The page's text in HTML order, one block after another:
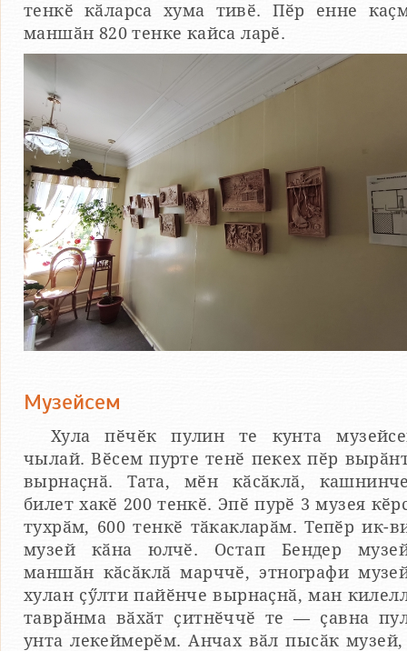
тенкӗ кӑларса хума тивӗ. Пӗр енне
маншӑн 820 тенке кайса ларӗ.
Музейсем
Хула пӗчӗк пулин те кунта
чылай. Вӗсем пурте тенӗ пекех пӗр
вырнаҫнӑ. Тата, мӗн кӑсӑклӑ,
билет хакӗ 200 тенкӗ. Эпӗ пурӗ 3 музея
тухрӑм, 600 тенкӗ тӑкакларӑм. Тепӗр ик-
музей кӑна юлчӗ. Остап Бендер
маншӑн кӑсӑклӑ марччӗ, этнографи
хулан ҫӳлти пайӗнче вырнаҫнӑ, ман
таврӑнма вӑхӑт ҫитнӗччӗ те — ҫавна
унта лекеймерӗм. Анчах вӑл пысӑк музей,